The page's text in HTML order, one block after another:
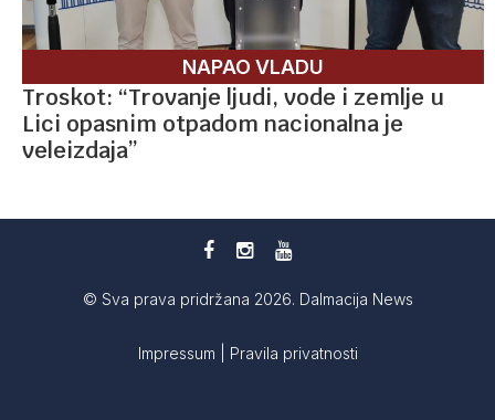
NAPAO VLADU
Troskot: “Trovanje ljudi, vode i zemlje u
Lici opasnim otpadom nacionalna je
veleizdaja”
© Sva prava pridržana 2026. Dalmacija News
Impressum Pravila privatnosti